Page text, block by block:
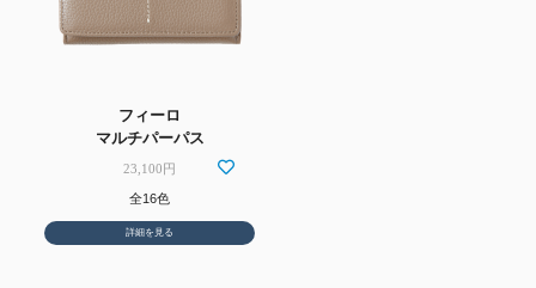
フィーロ
マルチパーパス
23,100円
全16色
詳細を見る